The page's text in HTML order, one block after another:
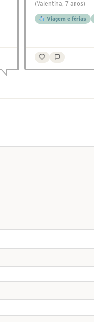
(Valentina, 7 anos)
Viagem e férias